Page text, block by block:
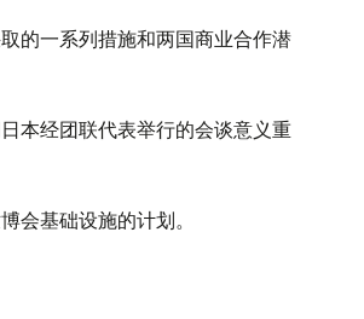
的一系列措施和两国商业合作潜
本经团联代表举行的会谈意义重
会基础设施的计划。